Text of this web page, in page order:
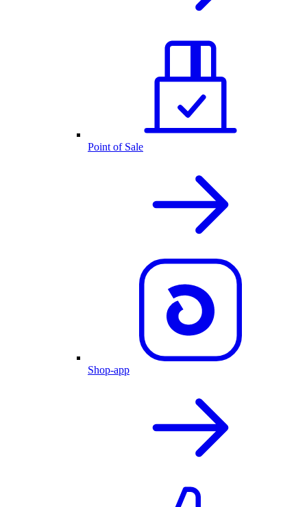
Point of Sale
Shop-app